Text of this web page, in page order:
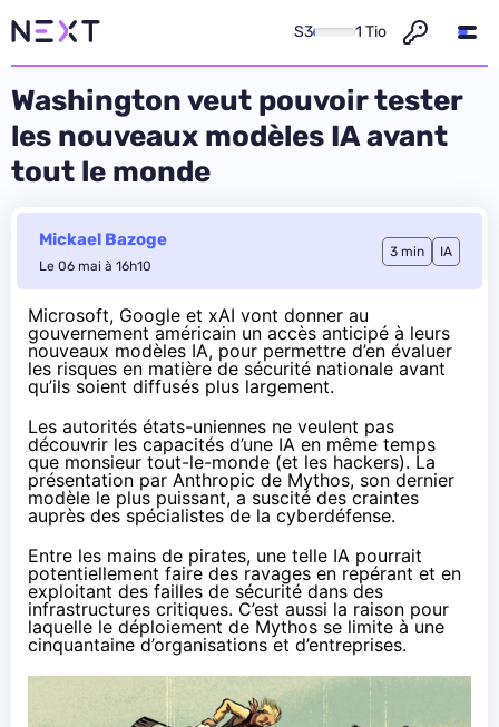
S3 1 Tio
Washington veut pouvoir tester
les nouveaux modèles IA avant
tout le monde
Mickael Bazoge
Le 06 mai à 16h10
3 min IA
Microsoft, Google et xAI vont donner au
gouvernement américain un accès anticipé à leurs
nouveaux modèles IA, pour permettre d’en évaluer
les risques en matière de sécurité nationale avant
qu’ils soient diffusés plus largement.
Les autorités états-uniennes ne veulent pas
découvrir les capacités d’une IA en même temps
que monsieur tout-le-monde (et les hackers). La
présentation par Anthropic de Mythos, son dernier
modèle le plus puissant, a suscité des craintes
auprès des spécialistes de la cyberdéfense.
Entre les mains de pirates, une telle IA pourrait
potentiellement faire des ravages en repérant et en
exploitant des failles de sécurité dans des
infrastructures critiques. C’est aussi la raison pour
laquelle le déploiement de Mythos se limite à une
cinquantaine d’organisations et d’entreprises.